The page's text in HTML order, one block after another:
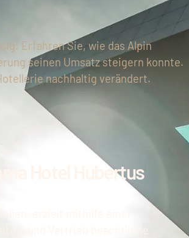
Erfahren Sie, wie das Alpin
seinen Umsatz steigern konnte.
nachhaltig verändert.
Hotel Hubertus
erzielt mithilfe einer
und Vertrieb beachtliche